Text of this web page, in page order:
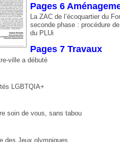
Pages 6
La ZAC de l’écoquartier du
seconde phase : procédure
du PLUi
Pages 7 Travaux
ville a débuté
LGBTQIA+
soin de vous, sans tabou
des Jeux olympiques